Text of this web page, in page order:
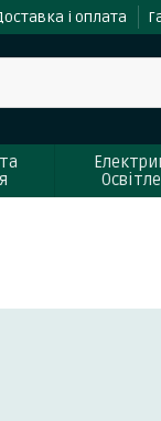
і оплата